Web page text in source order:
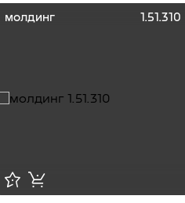
молдинг 1.51.310